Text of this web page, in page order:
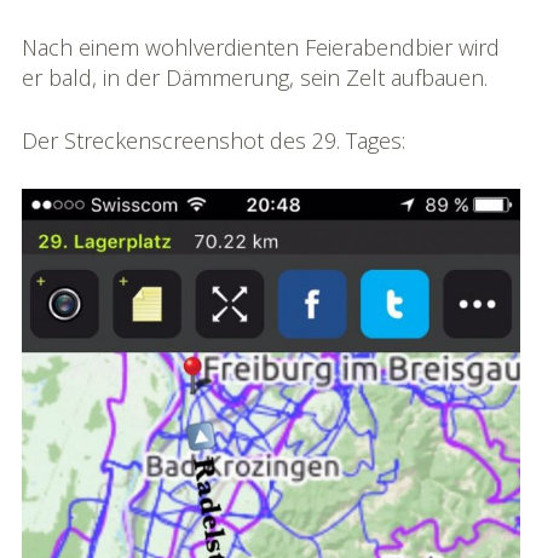
Karte »Rhônereise«
Bildgalerie
»Rhônereise«
Podchäschtli
»Rhônereise«
FAQ
Nach einem wohlverdienten Feierabendbier wird
er bald, in der Dämmerung, sein Zelt aufbauen.
Der Streckenscreenshot des 29. Tages: